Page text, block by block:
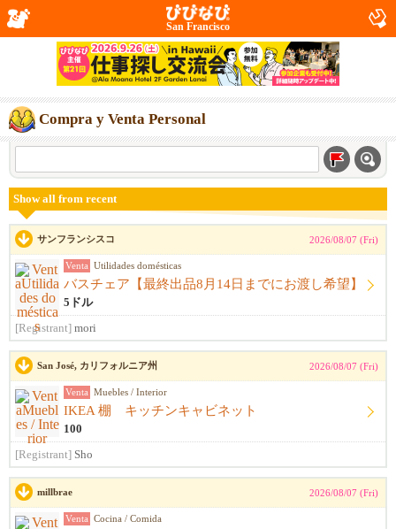
San Francisco
Compra y Venta Personal
Show all from recent
サンフランシスコ 2026/08/07 (Fri)
Venta Utilidades domésticas
バスチェア【最終出品8月14日までにお渡し希望】
5ドル
[Registrant] mori
San José, カリフォルニア州 2026/08/07 (Fri)
Venta Muebles / Interior
IKEA 棚 キッチンキャビネット
100
[Registrant] Sho
millbrae 2026/08/07 (Fri)
Venta Cocina / Comida